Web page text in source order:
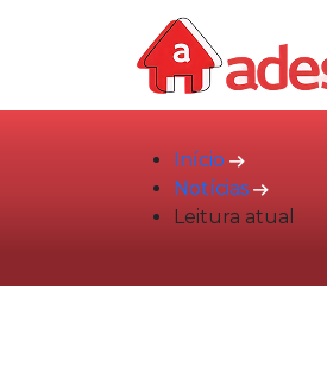
Início
Notícias
Leitura atual